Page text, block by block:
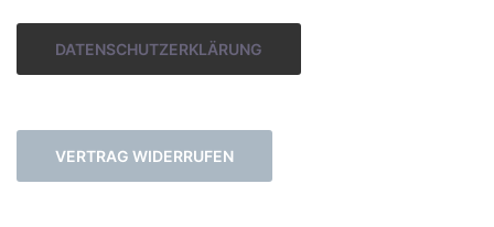
DATENSCHUTZERKLÄRUNG
VERTRAG WIDERRUFEN